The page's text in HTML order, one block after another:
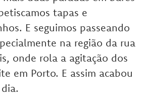
tapas e
E seguimos passeando
na região da rua
onde rola a agitação dos
em Porto. E assim acabou